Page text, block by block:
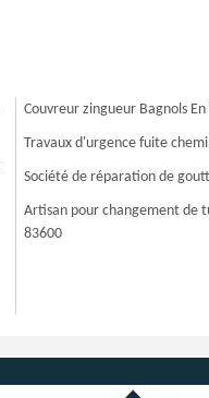
Couvreur zingueur Bagnols
Travaux d'urgence fuite
Société de réparation de
Artisan pour changement de
83600